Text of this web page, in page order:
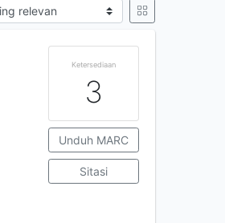
Ketersediaan
3
Unduh MARC
Sitasi